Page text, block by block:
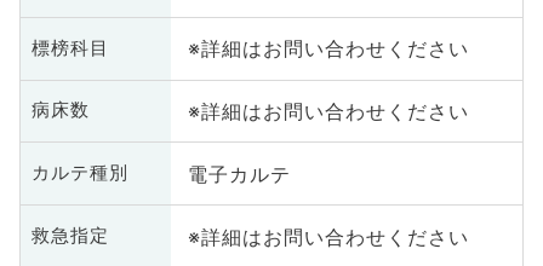
標榜科目 ※詳細はお問い合わせください
病床数 ※詳細はお問い合わせください
カルテ種別 電子カルテ
救急指定 ※詳細はお問い合わせください